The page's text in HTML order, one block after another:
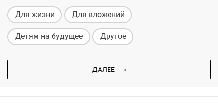
Для жизни Для вложений
Детям на будущее Другое
ДАЛЕЕ ⟶